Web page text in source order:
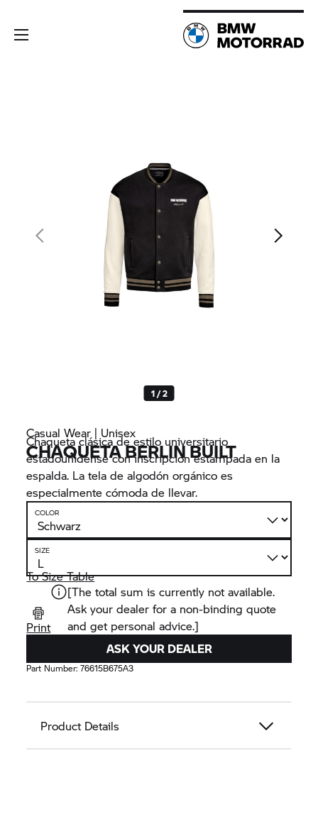
1 / 2
Casual Wear | Unisex
CHAQUETA BERLIN BUILT
Chaqueta clásica de estilo universitario
estadounidense con inscripción estampada en la
espalda. La tela de algodón orgánico es
especialmente cómoda de llevar.
COLOR
SIZE
To Size Table
Print
[The total sum is currently not available.
Ask your dealer for a non-binding quote
and get personal advice.]
ASK YOUR DEALER
Part Number:76615B675A3
Product Details